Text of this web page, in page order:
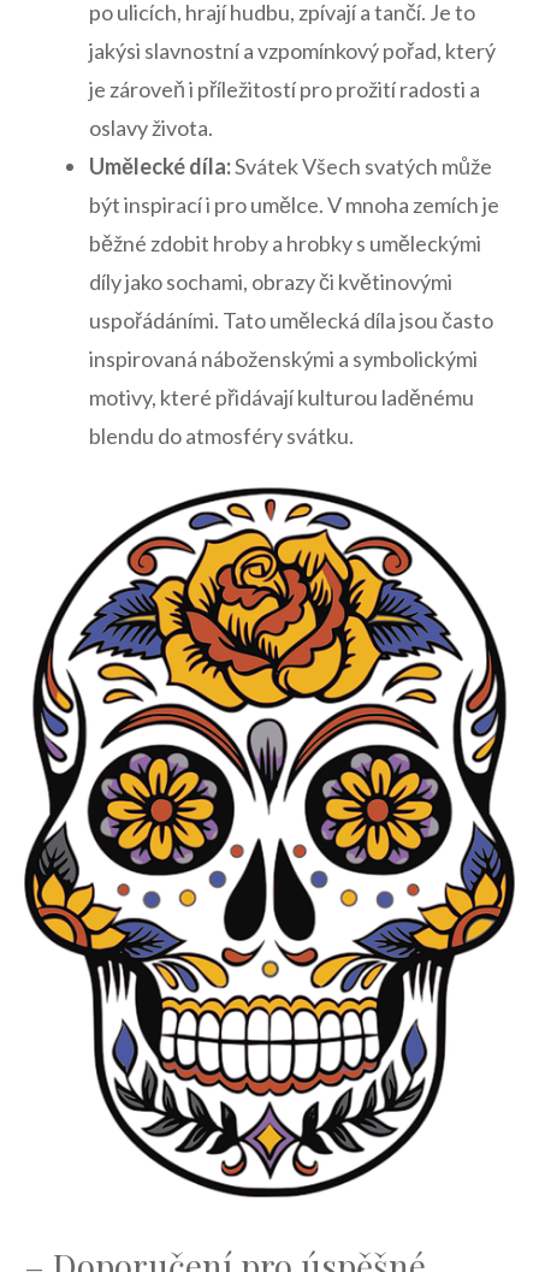
⁣po ulicích, hrají hudbu, zpívají a tančí. Je to
jakýsi⁢ slavnostní a vzpomínkový‍ pořad, který
⁣je zároveň i příležitostí pro prožití radosti a⁤
oslavy života.
Umělecké díla:Svátek Všech svatých může
být inspirací i pro umělce. V ⁣mnoha zemích ‌je
běžné zdobit hroby a​ hrobky s uměleckými⁣
díly jako sochami, obrazy či květinovými
uspořádáními. Tato‌ umělecká díla ​jsou ⁢často
inspirovaná ​náboženskými a symbolickými
motivy, které přidávají kulturou ⁤laděnému
⁢blendu‌ do ⁢atmosféry svátku.